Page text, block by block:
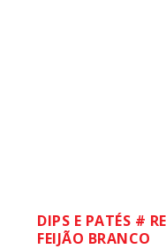
DIPS E PATÉS #
FEIJÃO BRANCO